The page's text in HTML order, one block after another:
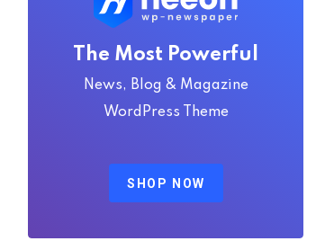
The Most Powerful
News, Blog & Magazine
WordPress Theme
SHOP NOW